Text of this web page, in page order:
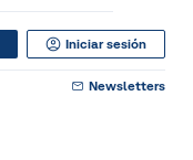
Iniciar sesión
Newsletters